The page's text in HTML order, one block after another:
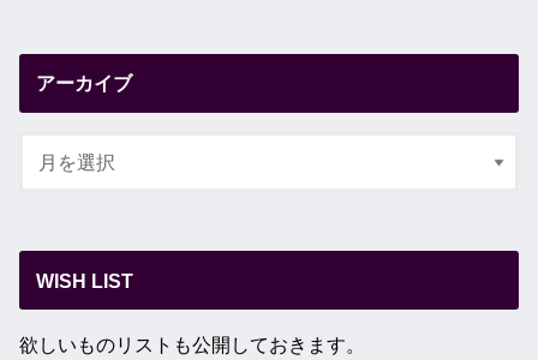
アーカイブ
WISH LIST
欲しいものリストも公開しておきます。